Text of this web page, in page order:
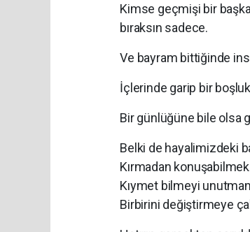
Kimse geçmişi bir
bıraksın sadece.
Ve bayram bittiğinde
İçlerinde garip bir
Bir günlüğüne bile olsa
Belki de hayalimizdeki
Kırmadan
Kıymet bilmeyi
Birbirini değiştirmeye